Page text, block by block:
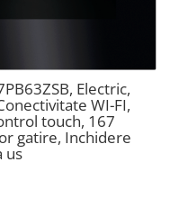
Electric,
WI-FI,
touch, 167
gatire, Inchidere
us